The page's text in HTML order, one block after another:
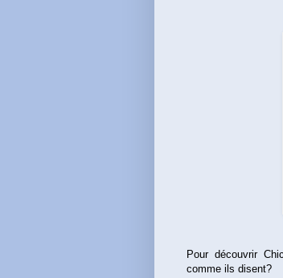
Pour découvrir
comme ils disent?